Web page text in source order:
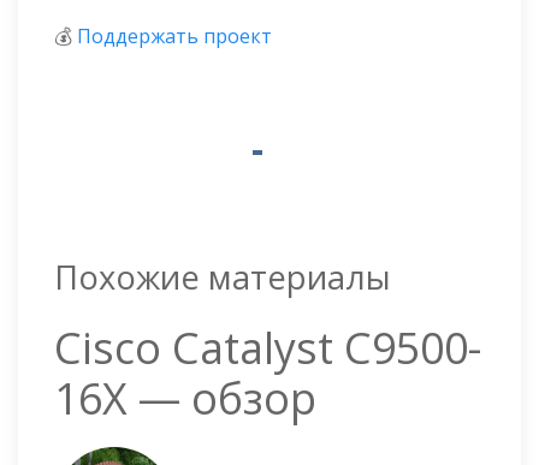
💰 Поддержать проект
Похожие материалы
Cisco Catalyst C9500-
16X — обзор